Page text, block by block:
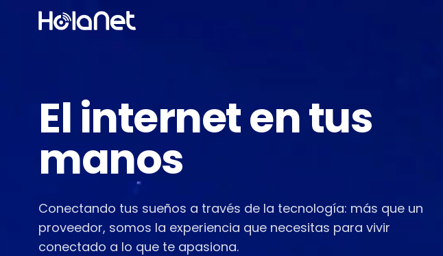
El internet en tus
manos
Conectando tus sueños a través de la tecnología: más que un
proveedor, somos la experiencia que necesitas para vivir
conectado a lo que te apasiona.